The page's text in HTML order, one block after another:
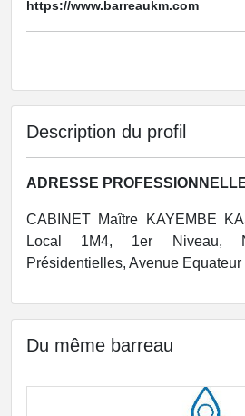
https://www.barreaukm.com
Description du profil
ADRESSE
CABINET Maître KAYEMBE
Local 1M4, 1er Niveau,
Présidentielles, Avenue Equateur
Du même barreau